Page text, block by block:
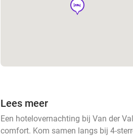
hotel
Lees meer
Een hotelovernachting bij Van der
comfort. Kom samen langs bij 4-